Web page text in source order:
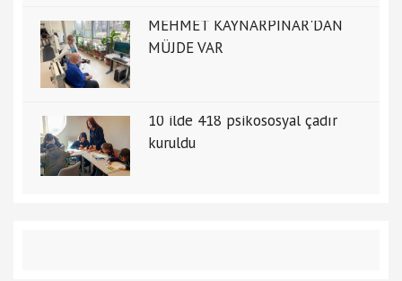
MEHMET KAYNARPINAR'DAN
MÜJDE VAR
10 ilde 418 psikososyal çadır
kuruldu